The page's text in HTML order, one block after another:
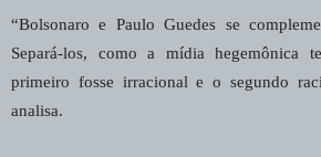
“Bolsonaro e Paulo Guedes se
Separá-los, como a mídia hegemônica
primeiro fosse irracional e o segundo
analisa.